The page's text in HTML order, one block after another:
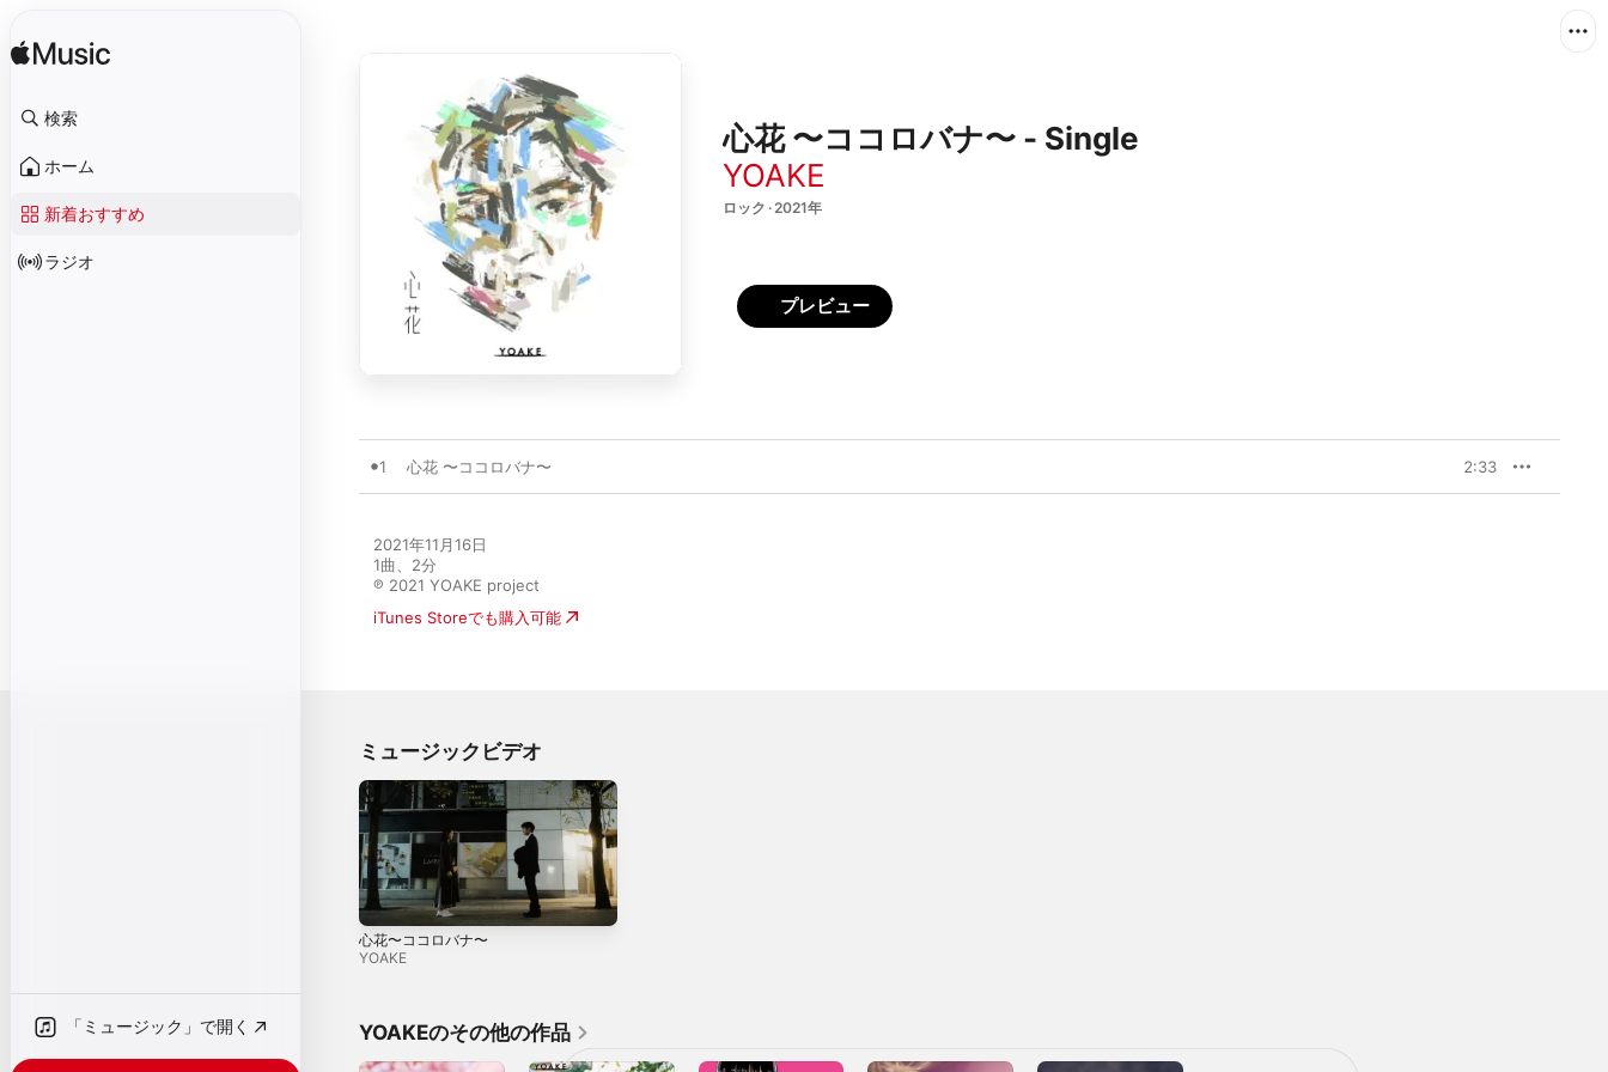
検索
ホーム
新着おすすめ
ラジオ
「ミュージック」で開く
心花 〜ココロバナ〜 - Single
YOAKE
ロック · 2021年
プレビュー
1 心花 〜ココロバナ〜 2:33
2021年11月16日
1曲、2分
℗ 2021 YOAKE project
iTunes Storeでも購入可能
ミュージックビデオ
心花〜ココロバナ〜
YOAKE
YOAKEのその他の作品